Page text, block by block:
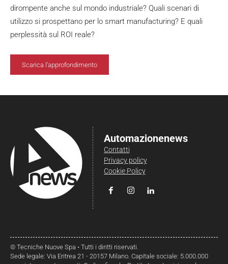
dirompente anche sul mondo industriale? Quali scenari di
utilizzo si prospettano per lo smart manufacturing? E quali
perplessità sul ROI reale?
Scarica l'approfondimento
Automazionenews
Contatti
Privacy policy
Cookie Policy
© Tecniche Nuove Spa • Tutti i diritti riservati.
Sede legale: Via Eritrea 21 - 20157 Milano. Capitale sociale: 5.000.000